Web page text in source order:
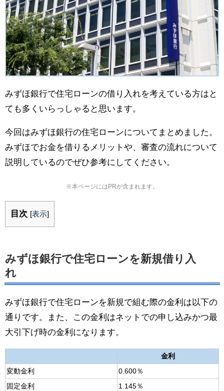
みずほ銀行で住宅ローンの借り入れを考えている方はと
ても多くいらっしゃると思います。
今回はみずほ銀行の住宅ローンについてまとめました。
みずほでお金を借りるメリットや、審査の流れについて
説明しているのでぜひ参考にしてください。
※本ページにはPRが含まれます。
目次 [表示]
みずほ銀行で住宅ローンを新規借り入
れ
みずほ銀行で住宅ローンを新規で組む際の金利は以下の
通りです。また、この金利はネットでの申し込みかつ最
大引下げ時の金利になります。
金利
変動金利
0.600％
固定金利
1.145％